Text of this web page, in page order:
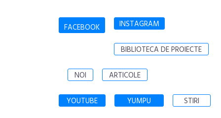
FACEBOOK INSTAGRAM
BIBLIOTECA DE PROIECTE
NOI ARTICOLE
YOUTUBE YUMPU STIRI